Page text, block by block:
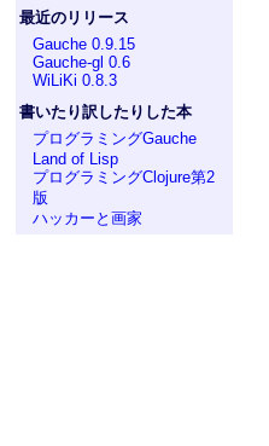
最近のリリース
Gauche 0.9.15
Gauche-gl 0.6
WiLiKi 0.8.3
書いたり訳したりした本
プログラミングGauche
Land of Lisp
プログラミングClojure第2
版
ハッカーと画家